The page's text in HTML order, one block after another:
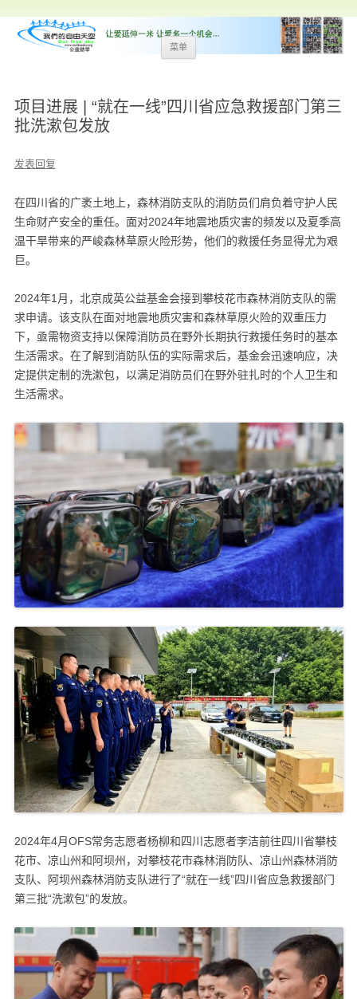
菜单
跳
至
项目进展 | “就在一线”四川省应急救援部门第三
批洗漱包发放
发表回复
在四川省的广袤土地上，森林消防支队的消防员们肩负着守护人民
生命财产安全的重任。面对2024年地震地质灾害的频发以及夏季高
温干旱带来的严峻森林草原火险形势，他们的救援任务显得尤为艰
巨。
2024年1月，北京成英公益基金会接到攀枝花市森林消防支队的需
求申请。该支队在面对地震地质灾害和森林草原火险的双重压力
下，亟需物资支持以保障消防员在野外长期执行救援任务时的基本
生活需求。在了解到消防队伍的实际需求后，基金会迅速响应，决
定提供定制的洗漱包，以满足消防员们在野外驻扎时的个人卫生和
生活需求。
2024年4月OFS常务志愿者杨柳和四川志愿者李洁前往四川省攀枝
花市、凉山州和阿坝州，对攀枝花市森林消防队、凉山州森林消防
支队、阿坝州森林消防支队进行了“就在一线”四川省应急救援部门
第三批“洗漱包”的发放。